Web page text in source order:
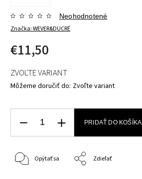
Značka:WEVER&DUCRÉ
Neohodnotené
€11,50
ZVOĽTE VARIANT
Môžeme doručiť do: Zvoľte variant
PRIDAŤ DO KOŠÍKA
Opýtať sa Zdieľať